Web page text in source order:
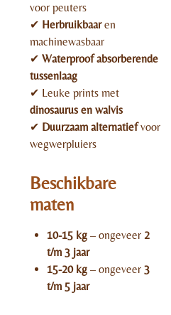
voor peuters
✔ Herbruikbaaren
machinewasbaar
✔ Waterproof absorberende
tussenlaag
✔ Leuke prints met
dinosaurus en walvis
✔ Duurzaam alternatiefvoor
wegwerpluiers
Beschikbare
maten
10-15 kg – ongeveer 2
t/m 3 jaar
15-20 kg – ongeveer 3
t/m 5 jaar